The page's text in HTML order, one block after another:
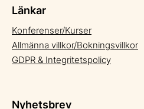
Länkar
Konferenser/Kurser
Allmänna villkor/Bokningsvillkor
GDPR & Integritetspolicy
Nyhetsbrev